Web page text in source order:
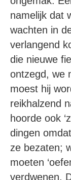
namelijk dat
wachten in
verlangend
die nieuwe
ontzegd, we
moest hij
reikhalzend
hoorde ook
dingen
ze bezaten;
moeten
verdwenen.